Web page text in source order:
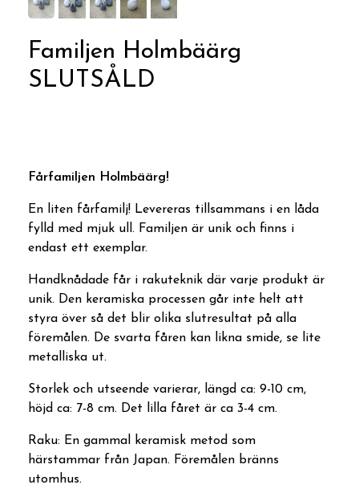
Familjen Holmbäärg
SLUTSÅLD
Fårfamiljen Holmbäärg!
En liten fårfamilj! Levereras tillsammans i en låda
fylld med mjuk ull. Familjen är unik och finns i
endast ett exemplar.
Handknådade får i rakuteknik där varje produkt är
unik. Den keramiska processen går inte helt att
styra över så det blir olika slutresultat på alla
föremålen. De svarta fåren kan likna smide, se lite
metalliska ut.
Storlek och utseende varierar, längd ca: 9-10 cm,
höjd ca: 7-8 cm. Det lilla fåret är ca 3-4 cm.
Raku: En gammal keramisk metod som
härstammar från Japan. Föremålen bränns
utomhus.